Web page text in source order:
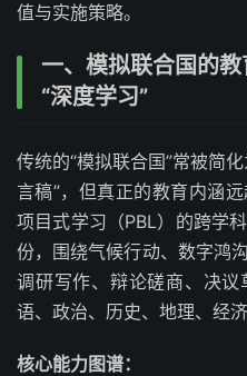
值与实施策略。
一、模拟联合国的教
“深度学习”
传统的“模拟联合国”常被简
言稿”，但真正的教育内涵
项目式学习（PBL）的跨学
份，围绕气候行动、数字鸿
调研写作、辩论磋商、决
语、政治、历史、地理、经
核心能力图谱：